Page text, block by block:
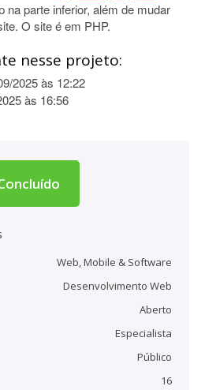
na parte inferior, além de mudar
O site é em PHP.
nesse projeto:
2025 às 12:22
às 16:56
Web, Mobile & Software
Desenvolvimento Web
Aberto
Especialista
Público
16